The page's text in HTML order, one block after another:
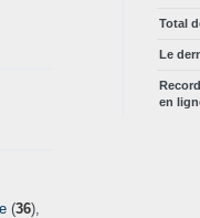
Total
Le
en
(36),